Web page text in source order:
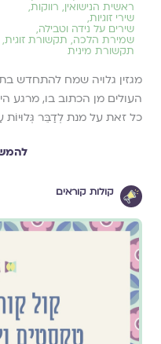
ראשית הנישואין, רווקות,
שירי זוגיות,
שירים על נידה וטבילה,
שמירת הלכה, תקשורת זוגית,
תקשורת מינית
מגזין גלויה שמח להתחדש
העולים מן הכתוב בו, מרגע
כל זאת על מנת לְדַבֵּר
קולות קוראים